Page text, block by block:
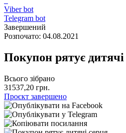
Viber bot
Telegram bot
Завершений
Розпочато: 04.08.2021
Покупон рятує
Всього зібрано
31537,20 грн.
Проєкт завершено